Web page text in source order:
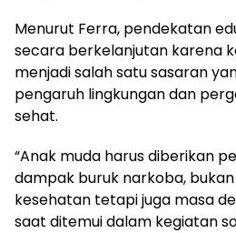
Menurut Ferra, pendekatan
secara berkelanjutan karena
menjadi salah satu sasaran
pengaruh lingkungan dan
sehat.
“Anak muda harus diberikan
dampak buruk narkoba,
kesehatan tetapi juga masa
saat ditemui dalam kegiatan